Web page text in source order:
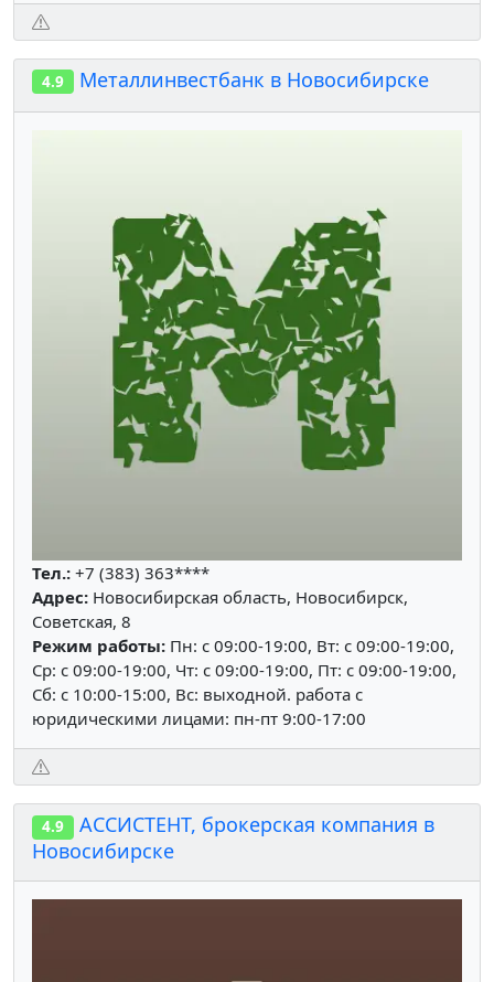
4.9 Металлинвестбанк в Новосибирске
Тел.: +7 (383) 363****
Адрес: Новосибирская область, Новосибирск,
Советская, 8
Режим работы: Пн: c 09:00-19:00, Вт: c 09:00-19:00,
Ср: c 09:00-19:00, Чт: c 09:00-19:00, Пт: c 09:00-19:00,
Сб: c 10:00-15:00, Вс: выходной. работа с
юридическими лицами: пн-пт 9:00-17:00
4.9
АССИСТЕНТ, брокерская компания в
Новосибирске